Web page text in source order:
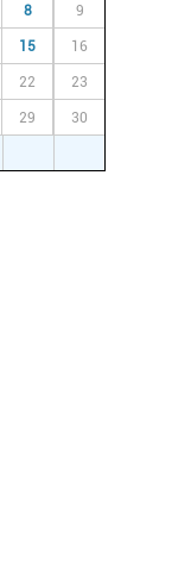
8 9
15 16
22 23
29 30